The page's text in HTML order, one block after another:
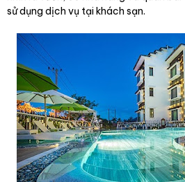
sử dụng dịch vụ tại khách sạn.